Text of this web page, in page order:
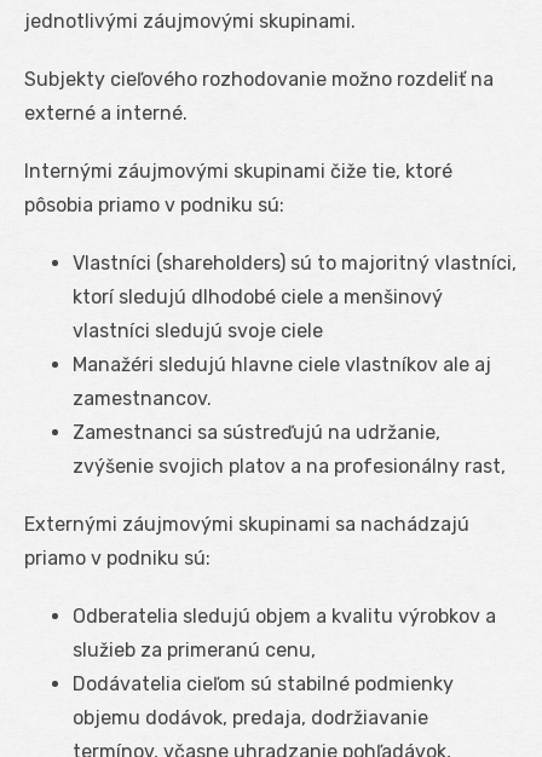
jednotlivými záujmovými skupinami.
Subjekty cieľového rozhodovanie možno rozdeliť na
externé a interné.
Internými záujmovými skupinami čiže tie, ktoré
pôsobia priamo v podniku sú:
Vlastníci (shareholders) sú to majoritný vlastníci,
ktorí sledujú dlhodobé ciele a menšinový
vlastníci sledujú svoje ciele
Manažéri sledujú hlavne ciele vlastníkov ale aj
zamestnancov.
Zamestnanci sa sústreďujú na udržanie,
zvýšenie svojich platov a na profesionálny rast,
Externými záujmovými skupinami sa nachádzajú
priamo v podniku sú:
Odberatelia sledujú objem a kvalitu výrobkov a
služieb za primeranú cenu,
Dodávatelia cieľom sú stabilné podmienky
objemu dodávok, predaja, dodržiavanie
termínov, včasne uhradzanie pohľadávok,